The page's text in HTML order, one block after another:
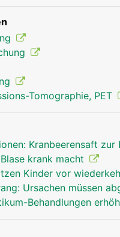
Tomographie, PET
Kranbeerensaft
krank macht
Kinder vor
Ursachen müssen
Behandlungen